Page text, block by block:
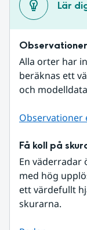
Lär
Alla orter har
beräknas ett
och
Observationer
Få koll på
En väderradar
med hög
ett värdefullt
skurarna.